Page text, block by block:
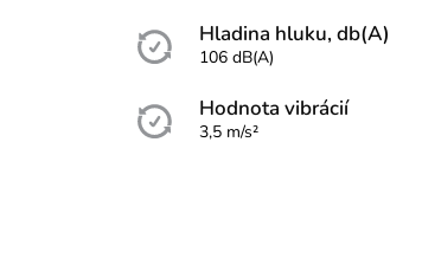
Hladina hluku, db(A)
106 dB(A)
Hodnota vibrácií
3,5 m/s²